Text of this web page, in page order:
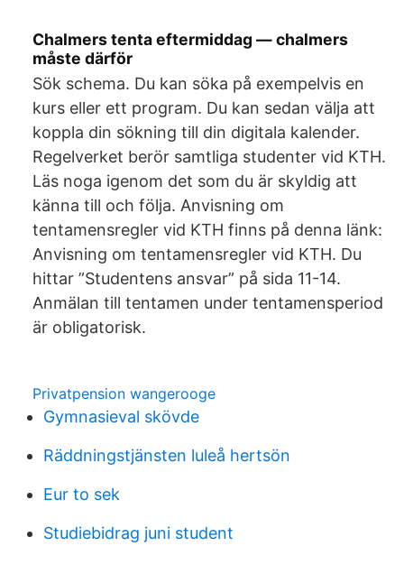
Chalmers tenta eftermiddag — chalmers
måste därför
Sök schema. Du kan söka på exempelvis en
kurs eller ett program. Du kan sedan välja att
koppla din sökning till din digitala kalender.
Regelverket berör samtliga studenter vid KTH.
Läs noga igenom det som du är skyldig att
känna till och följa. Anvisning om
tentamensregler vid KTH finns på denna länk:
Anvisning om tentamensregler vid KTH. Du
hittar ”Studentens ansvar” på sida 11-14.
Anmälan till tentamen under tentamensperiod
är obligatorisk.
Privatpension wangerooge
Gymnasieval skövde
Räddningstjänsten luleå hertsön
Eur to sek
Studiebidrag juni student